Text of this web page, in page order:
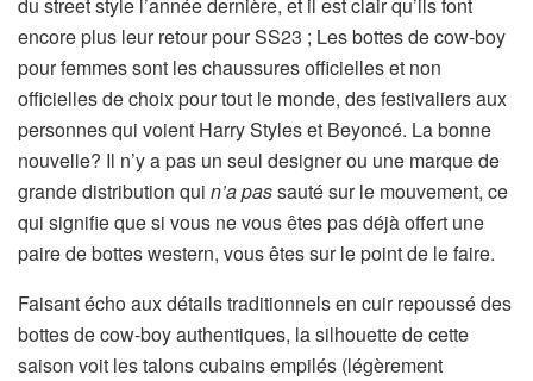
encore plus leur retour pour SS23 ; Les bottes de cow-boy
pour femmes sont les chaussures officielles et non
officielles de choix pour tout le monde, des festivaliers aux
personnes qui voient Harry Styles et Beyoncé. La bonne
nouvelle? Il n’y a pas un seul designer ou une marque de
grande distribution qui n’a passauté sur le mouvement, ce
qui signifie que si vous ne vous êtes pas déjà offert une
paire de bottes western, vous êtes sur le point de le faire.
Faisant écho aux détails traditionnels en cuir repoussé des
bottes de cow-boy authentiques, la silhouette de cette
saison voit les talons cubains empilés (légèrement